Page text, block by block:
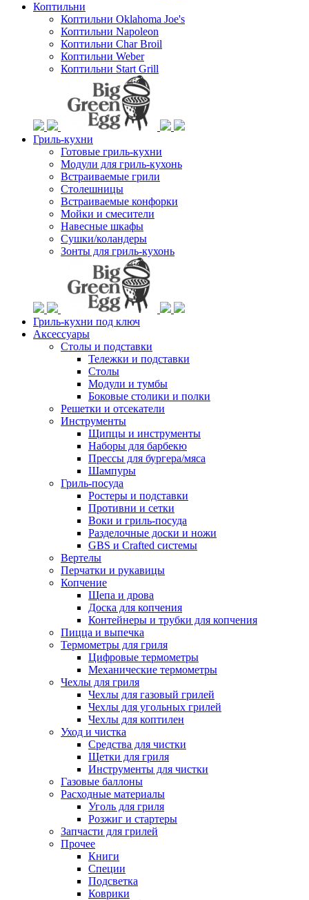
Коптильни
Коптильни Oklahoma Joe's
Коптильни Napoleon
Коптильни Char Broil
Коптильни Weber
Коптильни Start Grill
Гриль-кухни
Готовые гриль-кухни
Модули для гриль-кухонь
Встраиваемые грили
Столешницы
Встраиваемые конфорки
Мойки и смесители
Навесные шкафы
Сушки/коландеры
Зонты для гриль-кухонь
Гриль-кухни под ключ
Аксессуары
Столы и подставки
Тележки и подставки
Столы
Модули и тумбы
Боковые столики и полки
Решетки и отсекатели
Инструменты
Щипцы и инструменты
Наборы для барбекю
Прессы для бургера/мяса
Шампуры
Гриль-посуда
Ростеры и подставки
Противни и сетки
Воки и гриль-посуда
Разделочные доски и ножи
GBS и Crafted системы
Вертелы
Перчатки и рукавицы
Копчение
Щепа и дрова
Доска для копчения
Контейнеры и трубки для копчения
Пицца и выпечка
Термометры для гриля
Цифровые термометры
Механические термометры
Чехлы для гриля
Чехлы для газовый грилей
Чехлы для угольных грилей
Чехлы для коптилен
Уход и чистка
Средства для чистки
Щетки для гриля
Инструменты для чистки
Газовые баллоны
Расходные материалы
Уголь для гриля
Розжиг и стартеры
Запчасти для грилей
Прочее
Книги
Специи
Подсветка
Коврики